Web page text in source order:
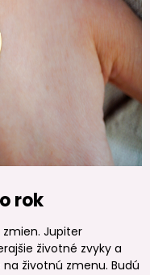
rok
Jupiter
životné zvyky a
životnú zmenu. Budú